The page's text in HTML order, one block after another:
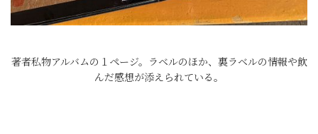
著者私物アルバムの１ページ。ラベルのほか、裏ラベルの情報や飲
んだ感想が添えられている。